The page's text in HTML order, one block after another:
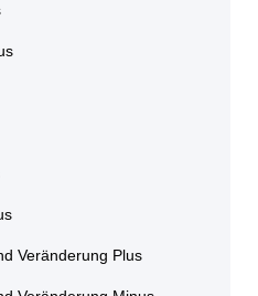
Veränderung Plus